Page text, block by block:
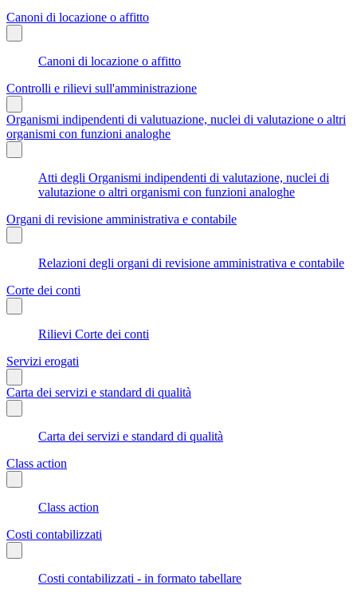
Canoni di locazione o affitto
Canoni di locazione o affitto
Controlli e rilievi sull'amministrazione
Organismi indipendenti di valutuazione, nuclei di valutazione o altri
organismi con funzioni analoghe
Atti degli Organismi indipendenti di valutazione, nuclei di
valutazione o altri organismi con funzioni analoghe
Organi di revisione amministrativa e contabile
Relazioni degli organi di revisione amministrativa e contabile
Corte dei conti
Rilievi Corte dei conti
Servizi erogati
Carta dei servizi e standard di qualità
Carta dei servizi e standard di qualità
Class action
Class action
Costi contabilizzati
Costi contabilizzati - in formato tabellare